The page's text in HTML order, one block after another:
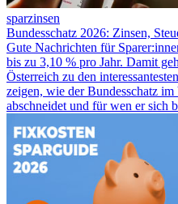
sparzinsen
Bundesschatz 2026: Zinsen,
Gute Nachrichten für
bis zu 3,10 % pro Jahr. Damit
Österreich zu den
zeigen, wie der Bundesschatz
abschneidet und für wen er sich